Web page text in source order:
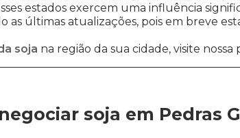
estados exercem uma influência
últimas atualizações, pois em breve
soja na região da sua cidade, visite nossa
soja em Pedras